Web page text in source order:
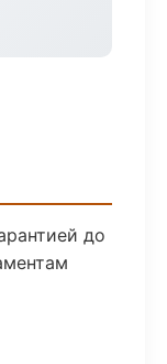
до